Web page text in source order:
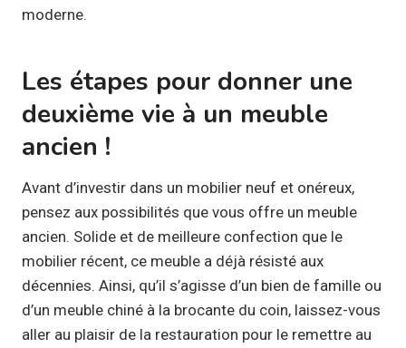
moderne.
Les étapes pour donner une
deuxième vie à un meuble
ancien !
Avant d’investir dans un mobilier neuf et onéreux,
pensez aux possibilités que vous offre un meuble
ancien. Solide et de meilleure confection que le
mobilier récent, ce meuble a déjà résisté aux
décennies. Ainsi, qu’il s’agisse d’un bien de famille ou
d’un meuble chiné à la brocante du coin, laissez-vous
aller au plaisir de la restauration pour le remettre au